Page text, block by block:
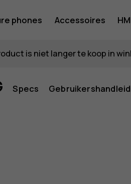
phones Accessoires
is niet langer te koop in
Specs